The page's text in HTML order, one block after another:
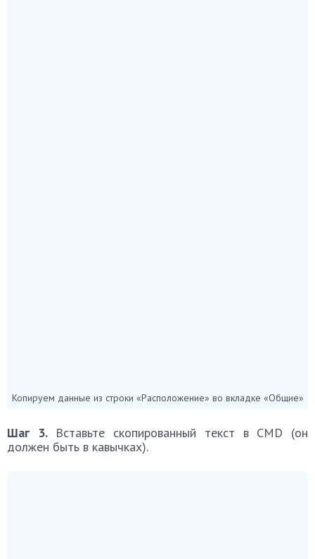
Копируем данные из строки «Расположение» во вкладке «Общие»
Шаг 3. Вставьте скопированный текст в CMD (он
должен быть в кавычках).